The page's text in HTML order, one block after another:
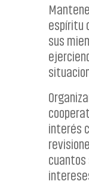
espíritu
sus
interés
cuantos